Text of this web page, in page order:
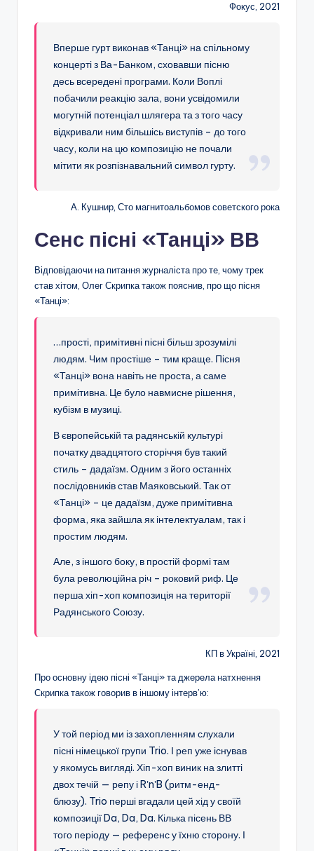
Фокус, 2021
Вперше гурт виконав «Танці» на спільному
концерті з Ва-Банком, сховавши пісню
десь всередені програми. Коли Воплі
побачили реакцію зала, вони усвідомили
могутній потенціал шлягера та з того часу
відкривали ним більшісь виступів – до того
часу, коли на цю композицію не почали
мітити як розпізнавальний символ гурту.
А. Кушнир, Сто магнитоальбомов советского рока
Сенс пісні «Танці» ВВ
Відповідаючи на питання журналіста про те, чому трек
став хітом, Олег Скрипка також пояснив, про що пісня
«Танці»:
…прості, примітивні пісні більш зрозумілі
людям. Чим простіше – тим краще. Пісня
«Танці» вона навіть не проста, а саме
примітивна. Це було навмисне рішення,
кубізм в музиці.
В європейській та радянській культурі
початку двадцятого сторіччя був такий
стиль – дадаїзм. Одним з його останніх
послідовників став Маяковський. Так от
«Танці» – це дадаїзм, дуже примітивна
форма, яка зайшла як інтелектуалам, так і
простим людям.
Але, з іншого боку, в простій формі там
була революційна річ – роковий риф. Це
перша хіп-хоп композиція на території
Радянського Союзу.
КП в Україні, 2021
Про основну ідею пісні «Танці» та джерела натхнення
Скрипка також говорив в іншому інтерв’ю:
У той період ми із захопленням слухали
пісні німецької групи Trio. І реп уже існував
у якомусь вигляді. Хіп-хоп виник на злитті
двох течій — репу і RʼnʼB (ритм-енд-
блюзу). Trio перші вгадали цей хід у своїй
композиції Da, Da, Da. Кілька пісень ВВ
того періоду — референс у їхню сторону. І